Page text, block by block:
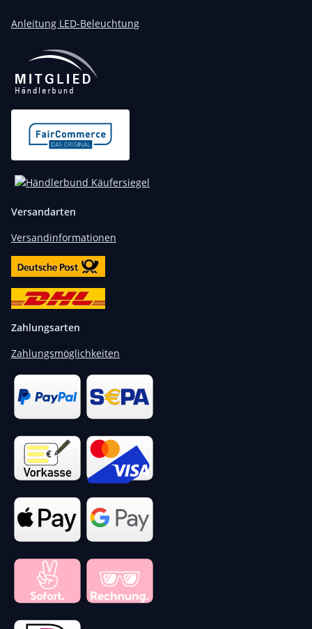
Anleitung LED-Beleuchtung
Versandarten
Versandinformationen
Zahlungsarten
Zahlungsmöglichkeiten